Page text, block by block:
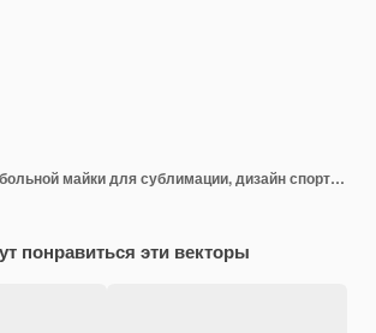
Дизайн футбольной майки для сублимации, дизайн спортивной футболки
понравиться эти векторы